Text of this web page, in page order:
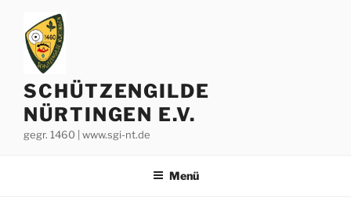
Inhalt
springen
SCHÜTZENGILDE
NÜRTINGEN E.V.
gegr. 1460 | www.sgi-nt.de
Menü